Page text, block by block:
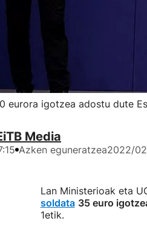
eurora igotzea adostu dute
Media
Azken eguneratzea2022/
Lan Ministerioak eta
soldata 35 euro
1etik.